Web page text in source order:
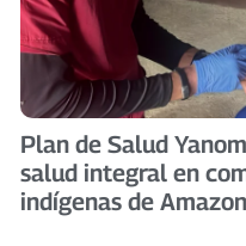
Plan de Salud
salud integral en
indígenas de